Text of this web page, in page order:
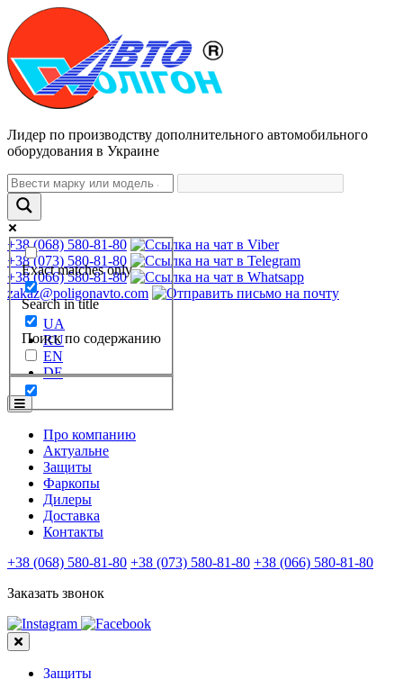
Лидер по производству дополнительного автомобильного
оборудования в Украине
Exact matches only
Search in title
Поиск по содержанию
+38 (068) 580-81-80
+38 (073) 580-81-80
+38 (066) 580-81-80
zakaz@poligonavto.com
UA
RU
EN
DE
Про компанию
Актуальне
Защиты
Фаркопы
Дилеры
Доставка
Контакты
+38 (068) 580-81-80 +38 (073) 580-81-80 +38 (066) 580-81-80
Заказать звонок
Защиты